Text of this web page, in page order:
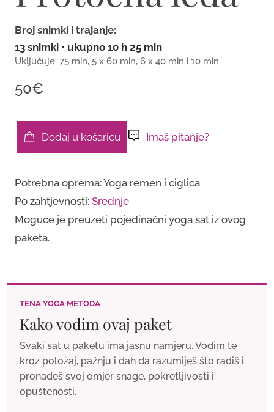
Broj snimki i trajanje:
13 snimki • ukupno 10 h 25 min
Uključuje: 75 min, 5 x 60 min, 6 x 40 min i 10 min
50€
količina
Dodaj u košaricu Imaš pitanje?
Potrebna oprema: Yoga remen i ciglica
Po zahtjevnosti: Srednje
Moguće je preuzeti pojedinačni yoga sat iz ovog
paketa.
TENA YOGA METODA
Kako vodim ovaj paket
Svaki sat u paketu ima jasnu namjeru. Vodim te
kroz položaj, pažnju i dah da razumiješ što radiš i
pronađeš svoj omjer snage, pokretljivosti i
opuštenosti.